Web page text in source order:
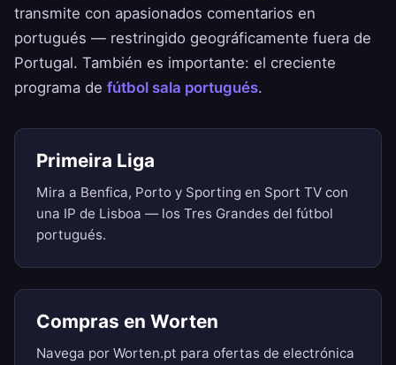
transmite con apasionados comentarios en
portugués — restringido geográficamente fuera de
Portugal. También es importante: el creciente
programa de fútbol sala portugués.
Primeira Liga
Mira a Benfica, Porto y Sporting en Sport TV con
una IP de Lisboa — los Tres Grandes del fútbol
portugués.
Compras en Worten
Navega por Worten.pt para ofertas de electrónica